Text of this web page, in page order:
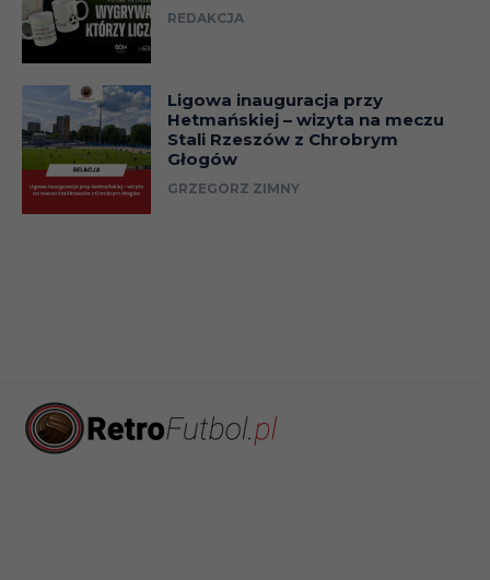
REDAKCJA
Ligowa inauguracja przy
Hetmańskiej – wizyta na meczu
Stali Rzeszów z Chrobrym
Głogów
GRZEGORZ ZIMNY